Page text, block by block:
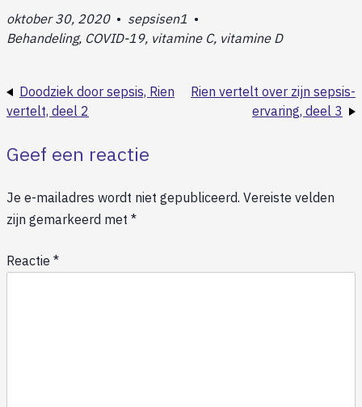
oktober 30, 2020 • sepsisen1 •
Behandeling, COVID-19, vitamine C, vitamine D
Doodziek door sepsis, Rien
vertelt, deel 2
Rien vertelt over zijn sepsis-
ervaring, deel 3
Geef een reactie
Je e-mailadres wordt niet gepubliceerd. Vereiste velden
zijn gemarkeerd met *
Reactie *